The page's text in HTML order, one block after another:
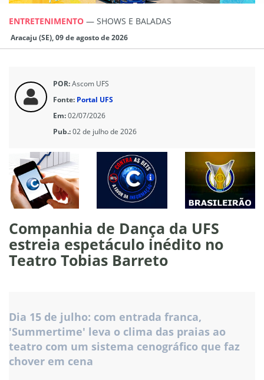
ENTRETENIMENTO — SHOWS E BALADAS
Aracaju (SE), 09 de agosto de 2026
POR:Ascom UFS
Fonte: Portal UFS
Em:02/07/2026
Pub.:02 de julho de 2026
Companhia de Dança da UFS
estreia espetáculo inédito no
Teatro Tobias Barreto
Dia 15 de julho: com entrada franca,
'Summertime' leva o clima das praias ao
teatro com um sistema cenográfico que faz
chover em cena